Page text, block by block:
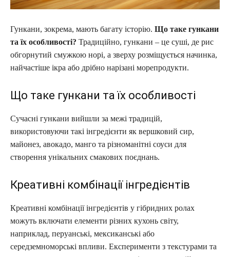
Гункани, зокрема, мають багату історію. Що таке гункани
та їх особливості? Традиційно, гункани – це суші, де рис
обгорнутий смужкою норі, а зверху розміщується начинка,
найчастіше ікра або дрібно нарізані морепродукти.
Що таке гункани та їх особливості
Сучасні гункани вийшли за межі традицій,
використовуючи такі інгредієнти як вершковий сир,
майонез, авокадо, манго та різноманітні соуси для
створення унікальних смакових поєднань.
Креативні комбінації інгредієнтів
Креативні комбінації інгредієнтів у гібридних ролах
можуть включати елементи різних кухонь світу,
наприклад, перуанські, мексиканські або
середземноморські впливи. Експерименти з текстурами та